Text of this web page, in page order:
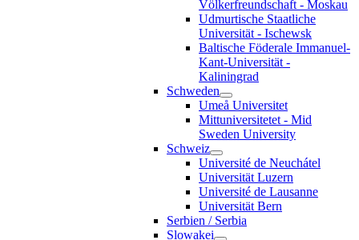
Völkerfreundschaft - Moskau
Udmurtische Staatliche
Universität - Ischewsk
Baltische Föderale Immanuel-
Kant-Universität -
Kaliningrad
Schweden
Umeå Universitet
Mittuniversitetet - Mid
Sweden University
Schweiz
Université de Neuchátel
Universität Luzern
Université de Lausanne
Universität Bern
Serbien / Serbia
Slowakei